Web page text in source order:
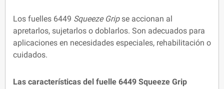
Los fuelles 6449 Squeeze Gripse accionan al
apretarlos, sujetarlos o doblarlos. Son adecuados para
aplicaciones en necesidades especiales, rehabilitación o
cuidados.
Las características del fuelle 6449 Squeeze Grip